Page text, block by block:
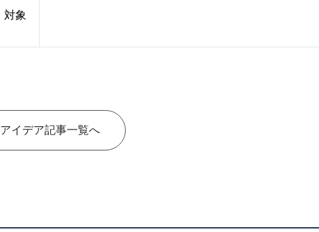
対象
イデア記事一覧へ